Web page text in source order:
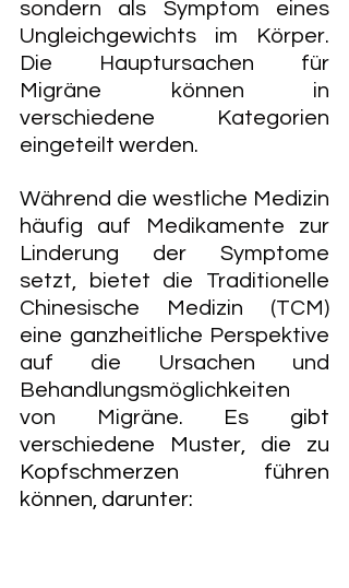
sondern als Symptom eines
Ungleichgewichts im Körper.
Die Hauptursachen für
Migräne können in
verschiedene Kategorien
eingeteilt werden.
Während die westliche Medizin
häufig auf Medikamente zur
Linderung der Symptome
setzt, bietet die Traditionelle
Chinesische Medizin (TCM)
eine ganzheitliche Perspektive
auf die Ursachen und
Behandlungsmöglichkeiten
von Migräne. Es gibt
verschiedene Muster, die zu
Kopfschmerzen führen
können, darunter: